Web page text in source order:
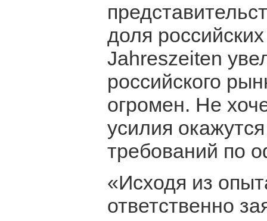
доля
Jahreszeiten
российского
огромен. Не
усилия
требований по
«Исходя из
ответственно